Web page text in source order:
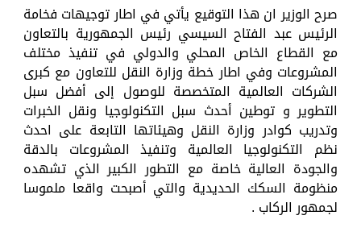
صرح الوزير ان هذا التوقيع يأتي في اطار توجيهات فخامة
الرئيس عبد الفتاح السيسي رئيس الجمهورية بالتعاون
مع القطاع الخاص المحلي والدولي في تنفيذ مختلف
المشروعات وفي اطار خطة وزارة النقل للتعاون مع كبرى
الشركات العالمية المتخصصة للوصول إلى أفضل سبل
التطوير و توطين أحدث سبل التكنولوجيا ونقل الخبرات
وتدريب كوادر وزارة النقل وهيئاتها التابعة على احدث
نظم التكنولوجيا العالمية وتنفيذ المشروعات بالدقة
والجودة العالية خاصة مع التطور الكبير الذي تشهده
منظومة السكك الحديدية والتي أصبحت واقعا ملموسا
لجمهور الركاب .